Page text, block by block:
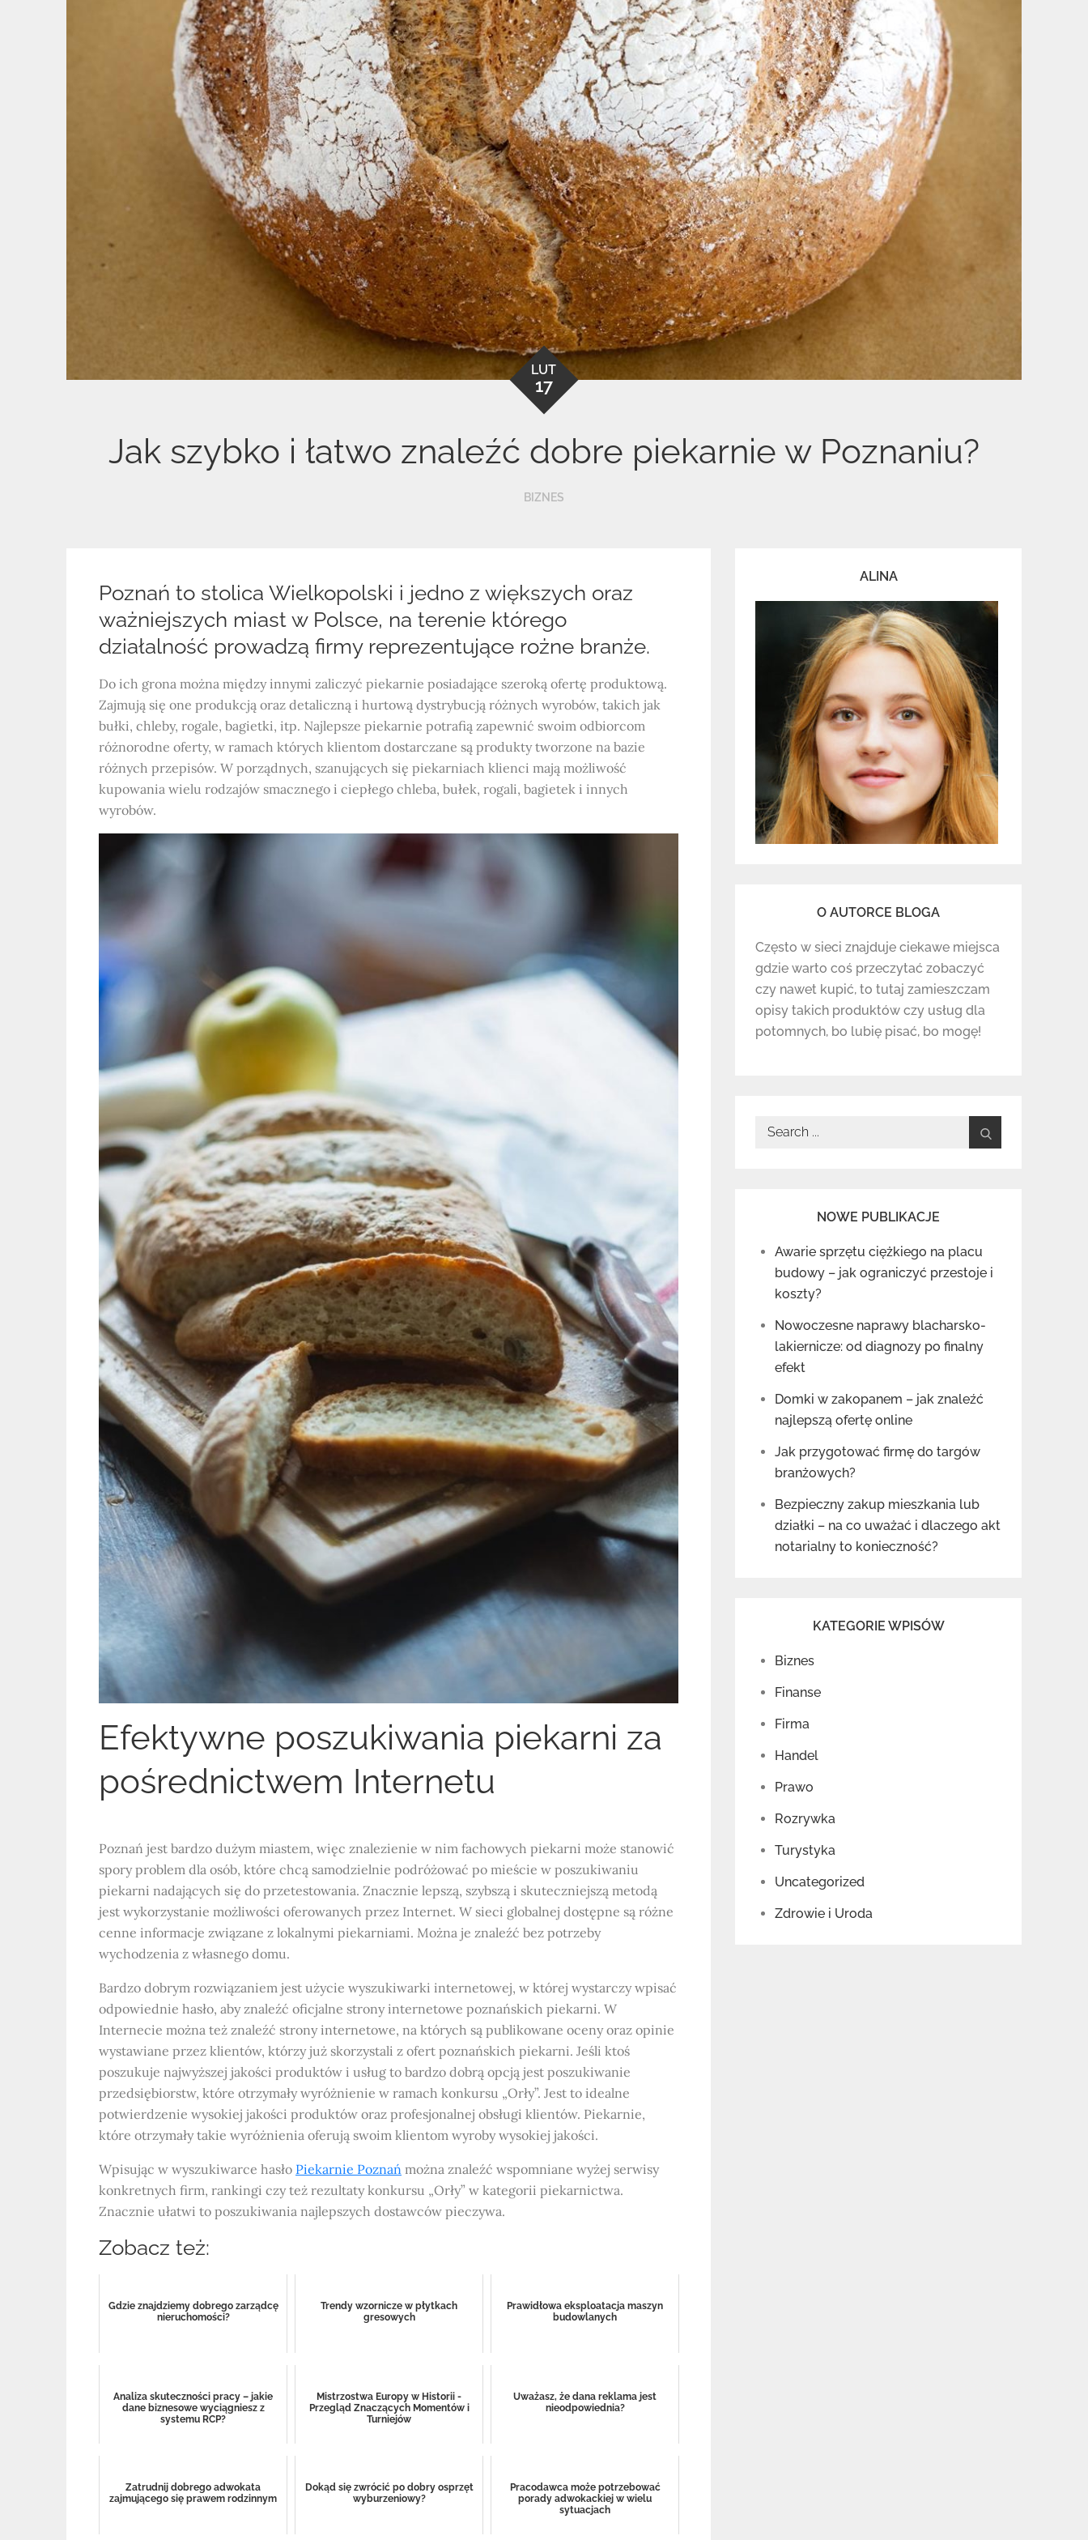
LUT
17
Jak szybko i łatwo znaleźć dobre piekarnie w Poznaniu?
BIZNES
Poznań to stolica Wielkopolski i jedno z większych oraz
ważniejszych miast w Polsce, na terenie którego
działalność prowadzą firmy reprezentujące rożne branże.
Do ich grona można między innymi zaliczyć piekarnie posiadające szeroką ofertę produktową.
Zajmują się one produkcją oraz detaliczną i hurtową dystrybucją różnych wyrobów, takich jak
bułki, chleby, rogale, bagietki, itp. Najlepsze piekarnie potrafią zapewnić swoim odbiorcom
różnorodne oferty, w ramach których klientom dostarczane są produkty tworzone na bazie
różnych przepisów. W porządnych, szanujących się piekarniach klienci mają możliwość
kupowania wielu rodzajów smacznego i ciepłego chleba, bułek, rogali, bagietek i innych
wyrobów.
Efektywne poszukiwania piekarni za
pośrednictwem Internetu
Poznań jest bardzo dużym miastem, więc znalezienie w nim fachowych piekarni może stanowić
spory problem dla osób, które chcą samodzielnie podróżować po mieście w poszukiwaniu
piekarni nadających się do przetestowania. Znacznie lepszą, szybszą i skuteczniejszą metodą
jest wykorzystanie możliwości oferowanych przez Internet. W sieci globalnej dostępne są różne
cenne informacje związane z lokalnymi piekarniami. Można je znaleźć bez potrzeby
wychodzenia z własnego domu.
Bardzo dobrym rozwiązaniem jest użycie wyszukiwarki internetowej, w której wystarczy wpisać
odpowiednie hasło, aby znaleźć oficjalne strony internetowe poznańskich piekarni. W
Internecie można też znaleźć strony internetowe, na których są publikowane oceny oraz opinie
wystawiane przez klientów, którzy już skorzystali z ofert poznańskich piekarni. Jeśli ktoś
poszukuje najwyższej jakości produktów i usług to bardzo dobrą opcją jest poszukiwanie
przedsiębiorstw, które otrzymały wyróżnienie w ramach konkursu „Orły”. Jest to idealne
potwierdzenie wysokiej jakości produktów oraz profesjonalnej obsługi klientów. Piekarnie,
które otrzymały takie wyróżnienia oferują swoim klientom wyroby wysokiej jakości.
Wpisując w wyszukiwarce hasło Piekarnie Poznań można znaleźć wspomniane wyżej serwisy
konkretnych firm, rankingi czy też rezultaty konkursu „Orły” w kategorii piekarnictwa.
Znacznie ułatwi to poszukiwania najlepszych dostawców pieczywa.
Zobacz też:
Gdzie znajdziemy dobrego zarządcę
nieruchomości?
Trendy wzornicze w płytkach
gresowych
Prawidłowa eksploatacja maszyn
budowlanych
Analiza skuteczności pracy – jakie
dane biznesowe wyciągniesz z
systemu RCP?
Mistrzostwa Europy w Historii -
Przegląd Znaczących Momentów i
Turniejów
Uważasz, że dana reklama jest
nieodpowiednia?
Zatrudnij dobrego adwokata
zajmującego się prawem rodzinnym
Dokąd się zwrócić po dobry osprzęt
wyburzeniowy?
Pracodawca może potrzebować
porady adwokackiej w wielu
sytuacjach
ALINA
O AUTORCE BLOGA
Często w sieci znajduje ciekawe miejsca
gdzie warto coś przeczytać zobaczyć
czy nawet kupić, to tutaj zamieszczam
opisy takich produktów czy usług dla
potomnych, bo lubię pisać, bo mogę!
Search
NOWE PUBLIKACJE
Awarie sprzętu ciężkiego na placu
budowy – jak ograniczyć przestoje i
koszty?
Nowoczesne naprawy blacharsko-
lakiernicze: od diagnozy po finalny
efekt
Domki w zakopanem – jak znaleźć
najlepszą ofertę online
Jak przygotować firmę do targów
branżowych?
Bezpieczny zakup mieszkania lub
działki – na co uważać i dlaczego akt
notarialny to konieczność?
KATEGORIE WPISÓW
Biznes
Finanse
Firma
Handel
Prawo
Rozrywka
Turystyka
Uncategorized
Zdrowie i Uroda